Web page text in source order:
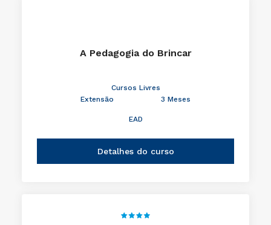
A Pedagogia do Brincar
Cursos Livres
Extensão
3 Meses
EAD
Detalhes do curso